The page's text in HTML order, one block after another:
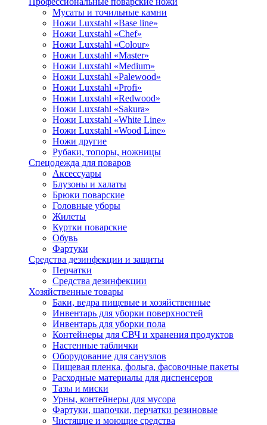
Мусаты и точильные камни
Ножи Luxstahl «Base line»
Ножи Luxstahl «Chef»
Ножи Luxstahl «Colour»
Ножи Luxstahl «Master»
Ножи Luxstahl «Medium»
Ножи Luxstahl «Palewood»
Ножи Luxstahl «Profi»
Ножи Luxstahl «Redwood»
Ножи Luxstahl «Sakura»
Ножи Luxstahl «White Line»
Ножи Luxstahl «Wood Line»
Ножи другие
Рубаки, топоры, ножницы
Спецодежда для поваров
Аксессуары
Блузоны и халаты
Брюки поварские
Головные уборы
Жилеты
Куртки поварские
Обувь
Фартуки
Средства дезинфекции и защиты
Перчатки
Средства дезинфекции
Хозяйственные товары
Баки, ведра пищевые и хозяйственные
Инвентарь для уборки поверхностей
Инвентарь для уборки пола
Контейнеры для СВЧ и хранения продуктов
Настенные таблички
Оборудование для санузлов
Пищевая пленка, фольга, фасовочные пакеты
Расходные материалы для диспенсеров
Тазы и миски
Урны, контейнеры для мусора
Фартуки, шапочки, перчатки резиновые
Чистящие и моющие средства